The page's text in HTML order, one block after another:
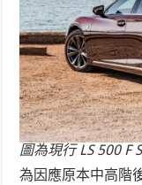
圖為現行 LS 500 F
為因應原本中高階